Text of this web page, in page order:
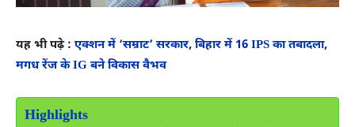
यह भी पढ़े : एक्शन में ‘सम्राट’ सरकार, बिहार में 16 IPS का तबादला,
मगध रेंज के IG बने विकास वैभव
Highlights